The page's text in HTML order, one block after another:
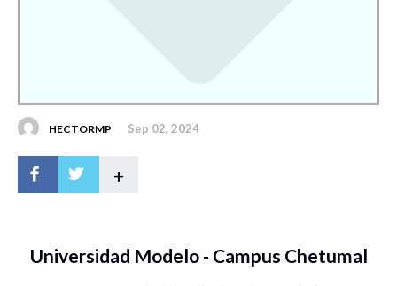
HECTORMP Sep 02, 2024
+
Universidad Modelo - Campus Chetumal